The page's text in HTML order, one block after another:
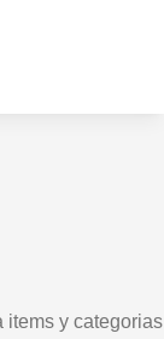
items y categorias